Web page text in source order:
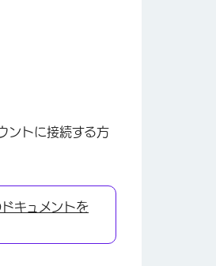
トに接続する方
キュメントを